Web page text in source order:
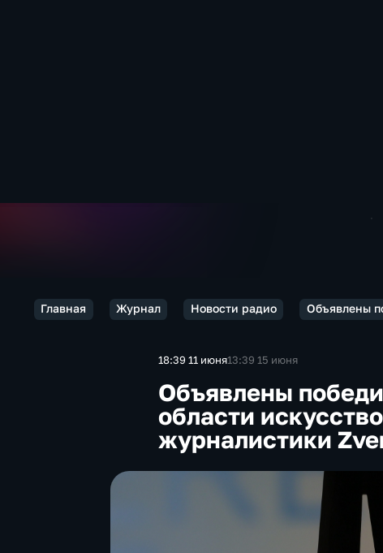
Главная Журнал Новости радио Объявлены
18:39 11 июня13:39 15 июня
Объявлены
области
журналистики